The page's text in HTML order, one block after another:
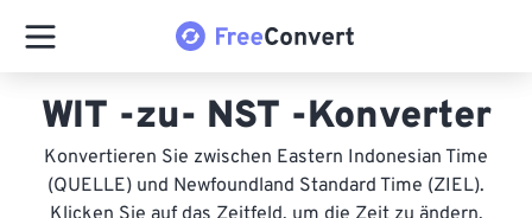
WIT -zu- NST -Konverter
Konvertieren Sie zwischen Eastern Indonesian Time
(QUELLE) und Newfoundland Standard Time (ZIEL).